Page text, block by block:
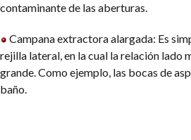
contaminante de las aberturas.
Campana extractora alargada: Es
rejilla lateral, en la cual la relación lado
grande. Como ejemplo, las bocas de
baño.